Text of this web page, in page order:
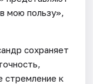
мою пользу»,
сохраняет
стремление к